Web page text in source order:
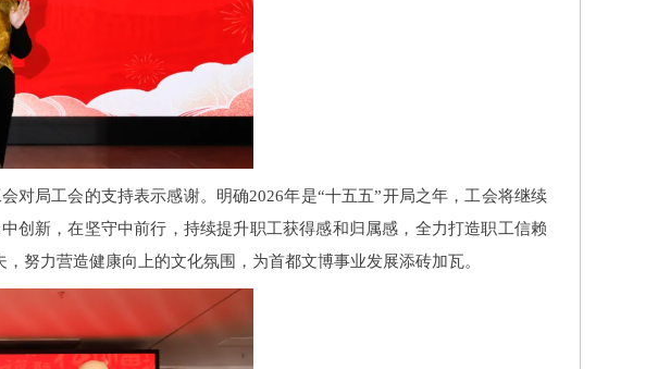
局工会的支持表示感谢。明确2026年是“十五五”开局之年，工会将继续
创新，在坚守中前行，持续提升职工获得感和归属感，全力打造职工信赖
努力营造健康向上的文化氛围，为首都文博事业发展添砖加瓦。